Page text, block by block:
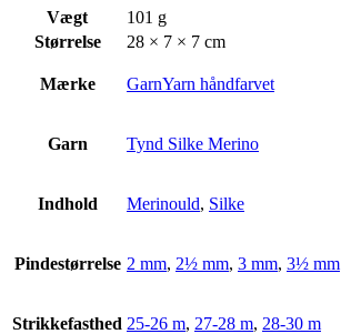
Vægt
101 g
Størrelse
28 × 7 × 7 cm
Mærke GarnYarn håndfarvet
Garn Tynd Silke Merino
Indhold Merinould, Silke
Pindestørrelse 2 mm, 2½ mm, 3 mm, 3½ mm
Strikkefasthed 25-26 m, 27-28 m, 28-30 m